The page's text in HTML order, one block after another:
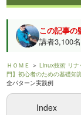
この記事の
講者3,100名
ＨＯＭＥ ＞Linux技術 リナ
門】初心者のための基礎知
全パターン実践例
Index